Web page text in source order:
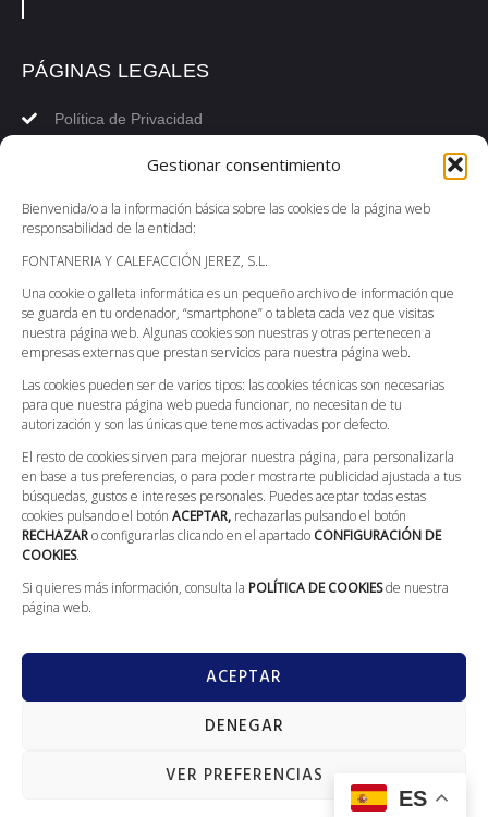
Gestionar consentimiento
Bienvenida/o a la información básica sobre las cookies de la página web
responsabilidad de la entidad:
FONTANERIA Y CALEFACCIÓN JEREZ, S.L.
Una cookie o galleta informática es un pequeño archivo de información que
se guarda en tu ordenador, “smartphone” o tableta cada vez que visitas
nuestra página web. Algunas cookies son nuestras y otras pertenecen a
empresas externas que prestan servicios para nuestra página web.
Las cookies pueden ser de varios tipos: las cookies técnicas son necesarias
para que nuestra página web pueda funcionar, no necesitan de tu
autorización y son las únicas que tenemos activadas por defecto.
El resto de cookies sirven para mejorar nuestra página, para personalizarla
en base a tus preferencias, o para poder mostrarte publicidad ajustada a tus
búsquedas, gustos e intereses personales. Puedes aceptar todas estas
cookies pulsando el botón ACEPTAR, rechazarlas pulsando el botón
RECHAZARo configurarlas clicando en el apartado CONFIGURACIÓN DE
COOKIES.
Si quieres más información, consulta la POLÍTICA DE COOKIESde nuestra
página web.
ACEPTAR
DENEGAR
VER PREFERENCIAS
PÁGINAS LEGALES
Política de Privacidad
Accesibilidad
Política de Envíos
Condiciones Generales
Canal Ético
Compromiso Con La Protección De Datos
CONTACTO
Llámanos: 629 562 186
L-V: 08:00 - 20:00; S: 09:00 - 13:30
Calle Galileo Galilei, 5 (Villarrobledo)
info@fontaneriajerez.com
ES